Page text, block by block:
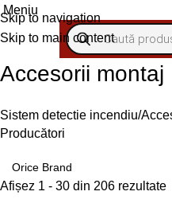
Skip to navigation
Skip to main content
Meniu
Accesorii montaj
Sistem detectie incendiu
Producători
Afișez 1 - 30 din 206 rezultate